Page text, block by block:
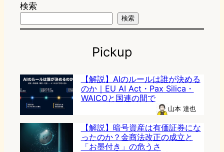
検索
検索
Pickup
【解説】AIのルールは誰が決める
のか｜EU AI Act・Pax Silica・
WAICOと国連の間で
山本 達也
【解説】暗号資産は有価証券にな
ったのか？金商法改正の成立と
「お墨付き」の危うさ